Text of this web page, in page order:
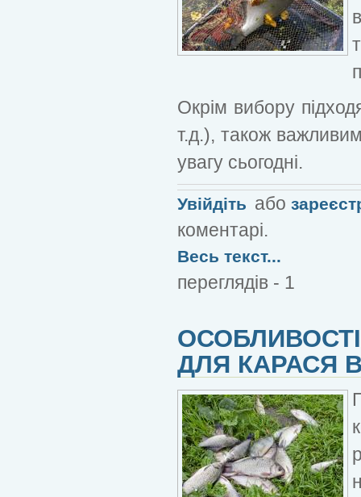
Окрім вибору
т.д.), також
увагу сьогодні.
Увійдіть або
коментарі.
Весь текст...
переглядів - 1
ДЛЯ КАРАСЯ